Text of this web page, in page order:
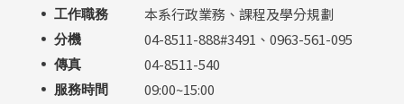
工作職務 本系行政業務、課程及學分規劃
分機 04-8511-888#3491、0963-561-095
傳真 04-8511-540
服務時間 09:00~15:00